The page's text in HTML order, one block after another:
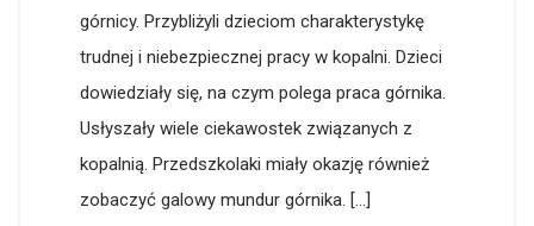
górnicy. Przybliżyli dzieciom charakterystykę
trudnej i niebezpiecznej pracy w kopalni. Dzieci
dowiedziały się, na czym polega praca górnika.
Usłyszały wiele ciekawostek związanych z
kopalnią. Przedszkolaki miały okazję również
zobaczyć galowy mundur górnika. […]